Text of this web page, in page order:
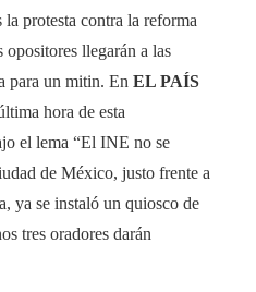
protesta contra la reforma
opositores llegarán a las
para un mitin. En EL PAÍS
hora de esta
el lema “El INE no se
de México, justo frente a
ya se instaló un quiosco de
tres oradores darán